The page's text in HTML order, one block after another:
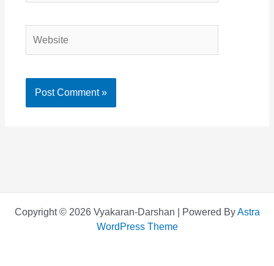
Copyright © 2026 Vyakaran-Darshan | Powered ByAstra
WordPress Theme